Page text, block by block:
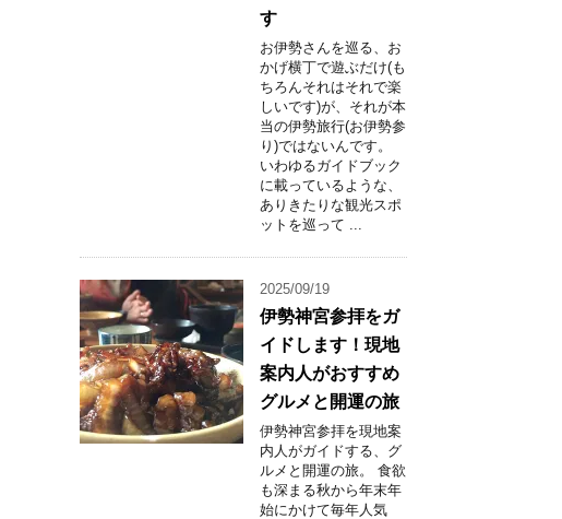
す
お伊勢さんを巡る、お
かげ横丁で遊ぶだけ(も
ちろんそれはそれで楽
しいです)が、それが本
当の伊勢旅行(お伊勢参
り)ではないんです。
いわゆるガイドブック
に載っているような、
ありきたりな観光スポ
ットを巡って ...
2025/09/19
伊勢神宮参拝をガ
イドします！現地
案内人がおすすめ
グルメと開運の旅
伊勢神宮参拝を現地案
内人がガイドする、グ
ルメと開運の旅。 食欲
も深まる秋から年末年
始にかけて毎年人気